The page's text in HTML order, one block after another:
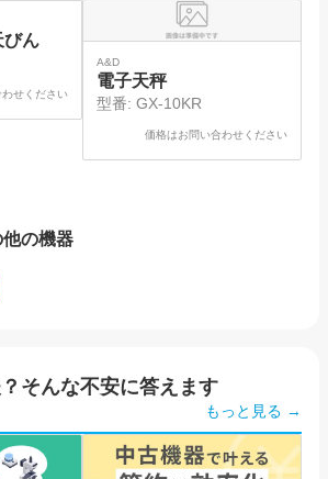
びん
せください
A&D
電子天秤
型番: GX-10KR
価格はお問い合わせください
他の機器
そんな不安に答えます
もっと見る →